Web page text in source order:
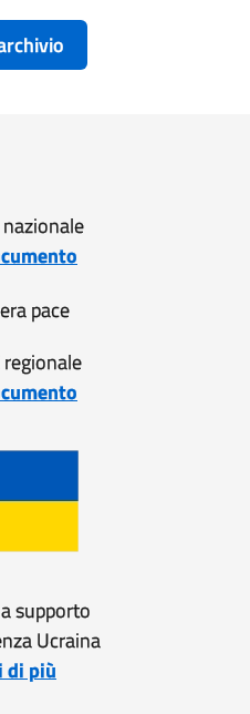
regionale
supporto
Ucraina
di più